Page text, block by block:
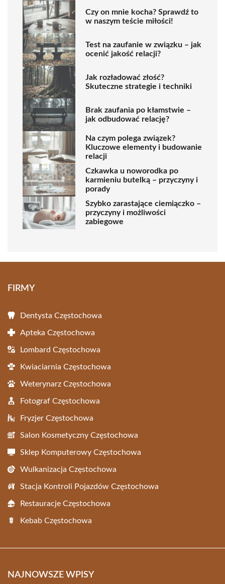
Czy on mnie kocha? Sprawdź to
w naszym teście miłości!
Test na zaufanie w związku – jak
ocenić jakość relacji?
Jak rozładować złość?
Skuteczne strategie i techniki
Brak zaufania po kłamstwie –
jak odbudować relację?
Na czym polega związek?
Kluczowe elementy i budowanie
relacji
Czkawka u noworodka po
karmieniu butelką – przyczyny i
porady
Szybko zarastające ciemiączko –
przyczyny i możliwości
zabiegowe
FIRMY
Dentysta Częstochowa
Apteka Częstochowa
Lombard Częstochowa
Kwiaciarnia Częstochowa
Weterynarz Częstochowa
Fotograf Częstochowa
Fryzjer Częstochowa
Salon Kosmetyczny Częstochowa
Sklep Komputerowy Częstochowa
Wulkanizacja Częstochowa
Stacja Kontroli Pojazdów Częstochowa
Restauracje Częstochowa
Kebab Częstochowa
NAJNOWSZE WPISY